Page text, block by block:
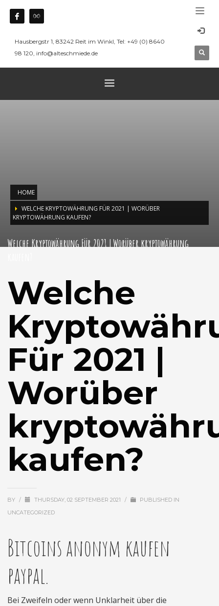
Hausbergstr 1, 83242 Reit im Winkl, Tel: +49 (0) 8640
98 120, info@alteschmiede.de
HOME
WELCHE KRYPTOWÄHRUNG FÜR 2021 | WORÜBER
KRYPTOWÄHRUNG KAUFEN?
Welche Kryptowährung Für 2021 | Worüber kryptowährung
Welche
Für 2021 |
Worüber
kaufen?
BY / THURSDAY, 02 SEPTEMBER 2021 /
PUBLISHED IN
UNCATEGORIZED
Bitcoins anonym kaufen
paypal.
Bei Zweifeln oder wenn Unklarheit über die